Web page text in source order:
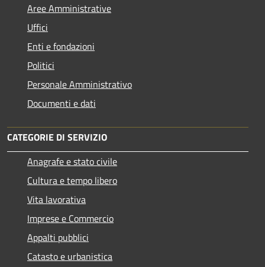
Aree Amministrative
Uffici
Enti e fondazioni
Politici
Personale Amministrativo
Documenti e dati
CATEGORIE DI SERVIZIO
Anagrafe e stato civile
Cultura e tempo libero
Vita lavorativa
Imprese e Commercio
Appalti pubblici
Catasto e urbanistica